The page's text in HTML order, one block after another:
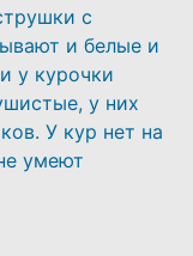
с
и белые и
у курочки
у них
У кур нет на
умеют